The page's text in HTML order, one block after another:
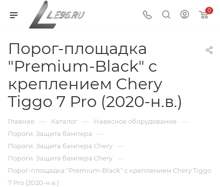
0
Порог-площадка
"Premium-Black" с
креплением Chery
Tiggo 7 Pro (2020-н.в.)
Главная — Каталог — Навесное оборудование —
Пороги. Защита бампера —
Пороги. Защита бампера Chery —
Пороги. Защита бампера Chery —
Порог-площадка "Premium-Black" с креплением Chery Tiggo
7 Pro (2020-н.в.)